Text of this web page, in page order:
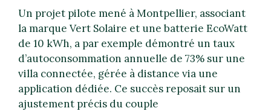
Un projet pilote mené à Montpellier, associant
la marque Vert Solaire et une batterie EcoWatt
de 10 kWh, a par exemple démontré un taux
d’autoconsommation annuelle de 73% sur une
villa connectée, gérée à distance via une
application dédiée. Ce succès reposait sur un
ajustement précis du couple